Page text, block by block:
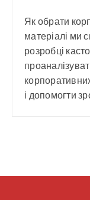
Як обрати
матеріалі ми
розробці
і допомогти